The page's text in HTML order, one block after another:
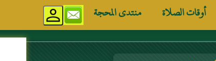
أوقات الصلاة منتدى المحجة